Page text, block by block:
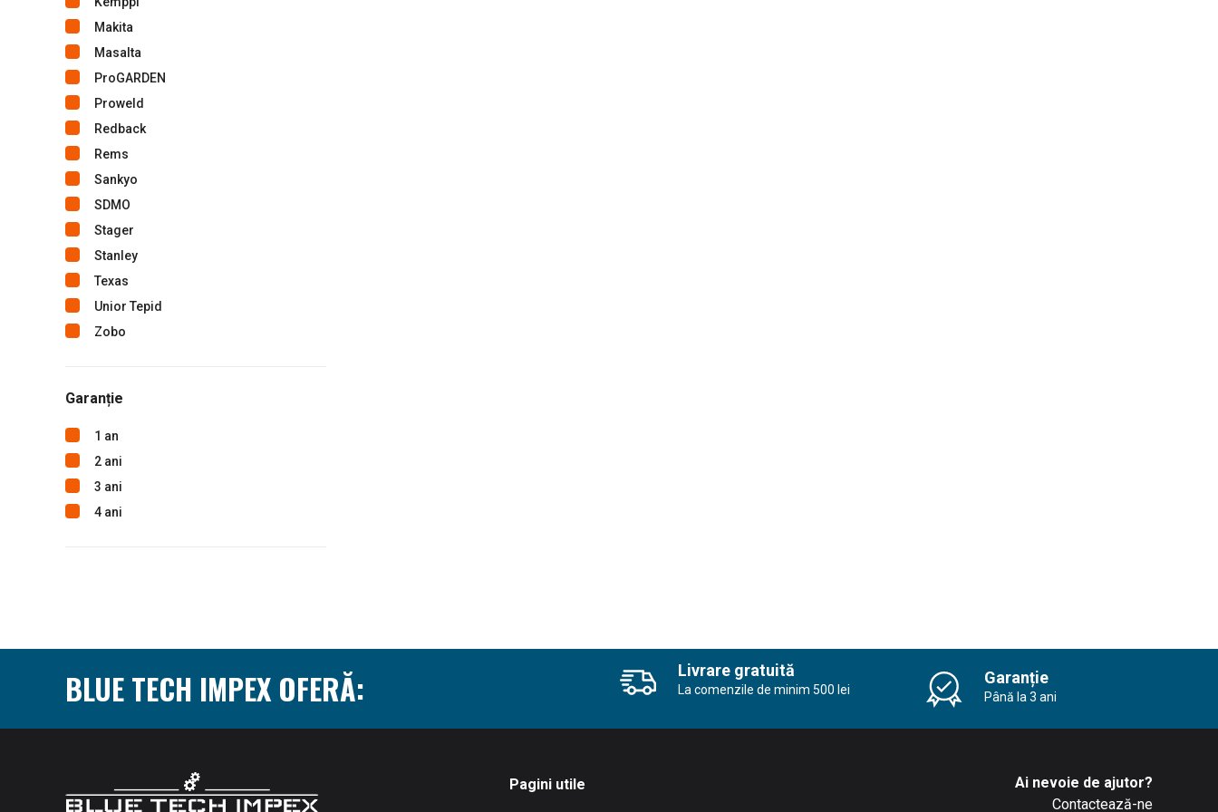
Makita
Masalta
ProGARDEN
Proweld
Redback
Rems
Sankyo
SDMO
Stager
Stanley
Texas
Unior Tepid
Zobo
Garanție
1 an
2 ani
3 ani
4 ani
BLUE TECH IMPEX OFERĂ: Livrare gratuită
La comenzile de minim 500 lei
Garanție
Până la 3 ani
Pagini utile
Ai nevoie de ajutor?
Contactează-ne